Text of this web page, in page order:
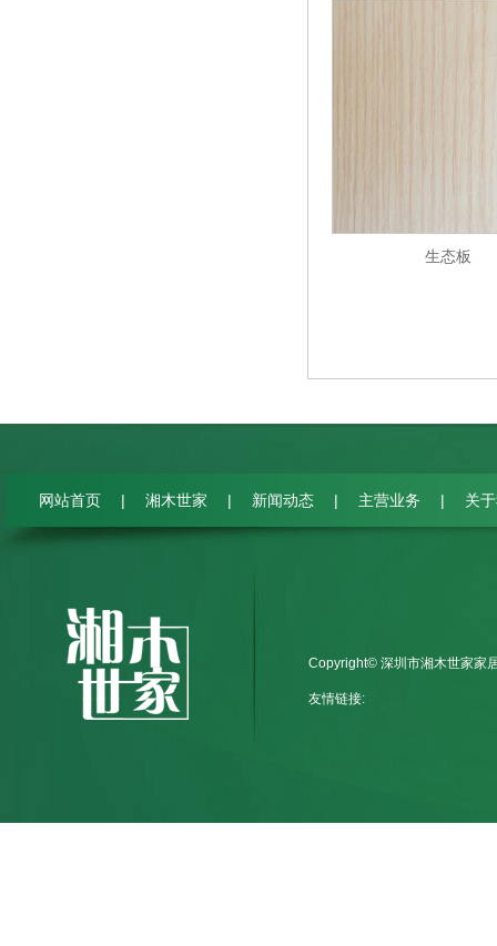
生态板
网站首页 | 湘木世家 | 新闻动态 | 主营业务 | 关
Copyright© 深圳市湘木世家家
友情链接: